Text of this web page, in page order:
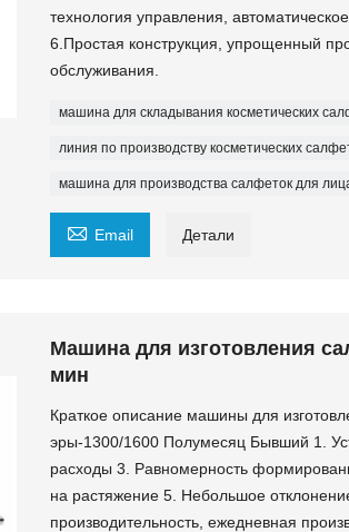
технология управления,
6.Простая конструкция, упрощенный
обслуживания.
машина для складывания косметических
линия по производству косметических
машина для производства салфеток для
 Email Детали
Машина для изготовления
мин
Краткое описание машины для
эры-1300/1600 Полумесяц Бывший 1.
расходы 3. Равномерность
на растяжение 5. Небольшое
производительность, ежедневная